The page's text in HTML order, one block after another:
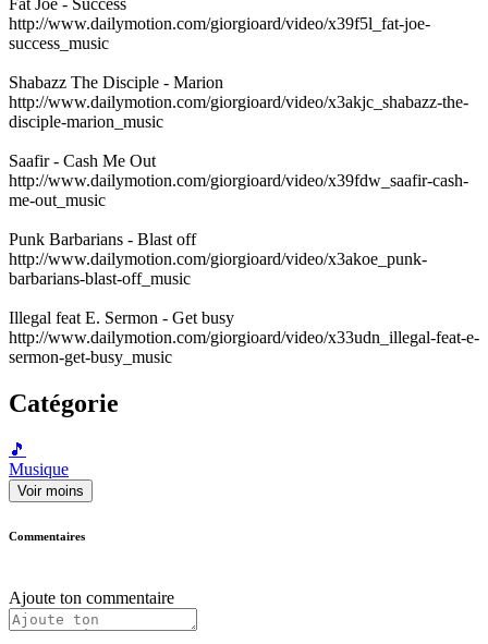
http://www.dailymotion.com/giorgioard/video/x39f5l_fat-joe-
success_music
Shabazz The Disciple - Marion
http://www.dailymotion.com/giorgioard/video/x3akjc_shabazz-the-
disciple-marion_music
Saafir - Cash Me Out
http://www.dailymotion.com/giorgioard/video/x39fdw_saafir-cash-
me-out_music
Punk Barbarians - Blast off
http://www.dailymotion.com/giorgioard/video/x3akoe_punk-
barbarians-blast-off_music
Illegal feat E. Sermon - Get busy
http://www.dailymotion.com/giorgioard/video/x33udn_illegal-feat-e-
sermon-get-busy_music
Catégorie
🎵
Musique
Voir moins
Commentaires
Ajoute ton commentaire